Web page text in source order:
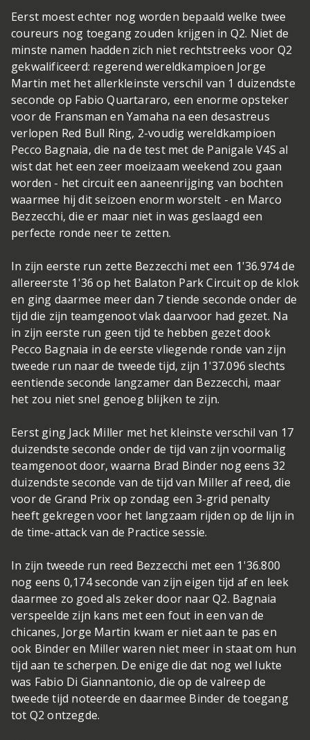
Eerst moest echter nog worden bepaald welke twee
coureurs nog toegang zouden krijgen in Q2. Niet de
minste namen hadden zich niet rechtstreeks voor Q2
gekwalificeerd: regerend wereldkampioen Jorge
Martin met het allerkleinste verschil van 1 duizendste
seconde op Fabio Quartararo, een enorme opsteker
voor de Fransman en Yamaha na een desastreus
verlopen Red Bull Ring, 2-voudig wereldkampioen
Pecco Bagnaia, die na de test met de Panigale V4S al
wist dat het een zeer moeizaam weekend zou gaan
worden - het circuit een aaneenrijging van bochten
waarmee hij dit seizoen enorm worstelt - en Marco
Bezzecchi, die er maar niet in was geslaagd een
perfecte ronde neer te zetten.
In zijn eerste run zette Bezzecchi met een 1'36.974 de
allereerste 1'36 op het Balaton Park Circuit op de klok
en ging daarmee meer dan 7 tiende seconde onder de
tijd die zijn teamgenoot vlak daarvoor had gezet. Na
in zijn eerste run geen tijd te hebben gezet dook
Pecco Bagnaia in de eerste vliegende ronde van zijn
tweede run naar de tweede tijd, zijn 1'37.096 slechts
eentiende seconde langzamer dan Bezzecchi, maar
het zou niet snel genoeg blijken te zijn.
Eerst ging Jack Miller met het kleinste verschil van 17
duizendste seconde onder de tijd van zijn voormalig
teamgenoot door, waarna Brad Binder nog eens 32
duizendste seconde van de tijd van Miller af reed, die
voor de Grand Prix op zondag een 3-grid penalty
heeft gekregen voor het langzaam rijden op de lijn in
de time-attack van de Practice sessie.
In zijn tweede run reed Bezzecchi met een 1'36.800
nog eens 0,174 seconde van zijn eigen tijd af en leek
daarmee zo goed als zeker door naar Q2. Bagnaia
verspeelde zijn kans met een fout in een van de
chicanes, Jorge Martin kwam er niet aan te pas en
ook Binder en Miller waren niet meer in staat om hun
tijd aan te scherpen. De enige die dat nog wel lukte
was Fabio Di Giannantonio, die op de valreep de
tweede tijd noteerde en daarmee Binder de toegang
tot Q2 ontzegde.